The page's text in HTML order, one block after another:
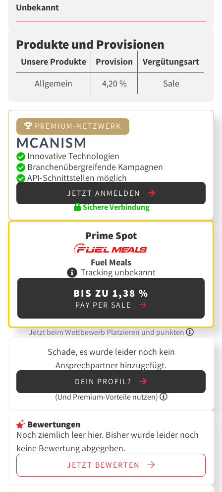
Unbekannt
Produkte und Provisionen
Unsere Produkte Provision
Vergütungsart
Allgemein
4,20 % Sale
PREMIUM-NETZWERK
Innovative Technologien
Branchenübergreifende Kampagnen
API-Schnittstellen möglich
JETZT ANMELDEN
Sichere Verbindung
Prime Spot
Fuel Meals
Tracking unbekannt
BIS ZU 1,38 %
PAY PER SALE
Jetzt beim Wettbewerb Platzieren und punkten
Schade, es wurde leider noch kein
Ansprechpartner hinzugefügt.
DEIN PROFIL?
(UndPremium-Vorteile nutzen)
Bewertungen
Noch ziemlich leer hier. Bisher wurde leider noch
keine Bewertung abgegeben.
JETZT BEWERTEN